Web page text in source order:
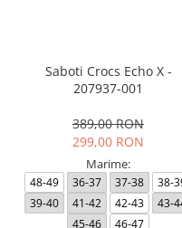
Saboti Crocs Echo X -
207937-001
389,00 RON
299,00 RON
Marime:
48-49 36-37 37-38
38-
39-40
41-42 42-43
43-
45-46
46-47